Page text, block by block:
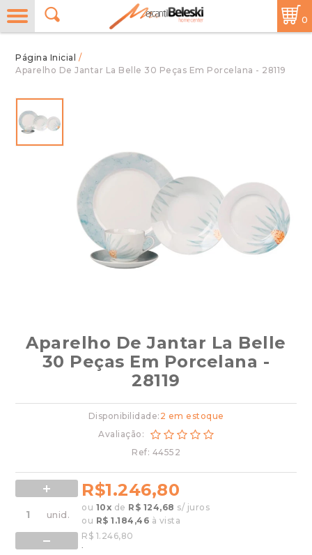
0
/
Aparelho De Jantar La Belle 30 Peças Em Porcelana - 28119
Aparelho De Jantar La Belle
30 Peças Em Porcelana -
28119
Disponibilidade: 2 em estoque
Avaliação:
Ref: 44552
R$1.246,80
ou 10x de R$ 124,68 s/ juros
ou R$ 1.184,46 à vista
R$ 1.246,80
.